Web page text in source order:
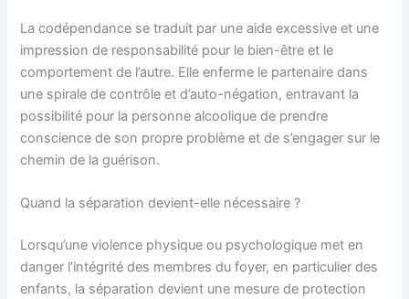
La codépendance se traduit par une aide excessive et une
impression de responsabilité pour le bien-être et le
comportement de l’autre. Elle enferme le partenaire dans
une spirale de contrôle et d’auto-négation, entravant la
possibilité pour la personne alcoolique de prendre
conscience de son propre problème et de s’engager sur le
chemin de la guérison.
Quand la séparation devient-elle nécessaire ?
Lorsqu’une violence physique ou psychologique met en
danger l’intégrité des membres du foyer, en particulier des
enfants, la séparation devient une mesure de protection